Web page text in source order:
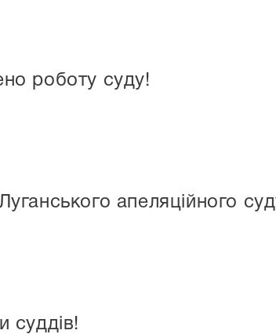
роботу суду!
апеляційного
суддів!